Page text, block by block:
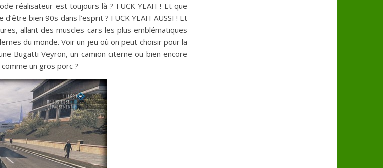
réalisateur est toujours là ? FUCK YEAH ! Et que
bien 90s dans l’esprit ? FUCK YEAH AUSSI ! Et
allant des muscles cars les plus emblématiques
du monde. Voir un jeu où on peut choisir pour la
Bugatti Veyron, un camion citerne ou bien encore
un gros porc ?